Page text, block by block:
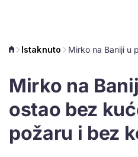
Istaknuto
Mirko na
ostao bez
požaru i bez